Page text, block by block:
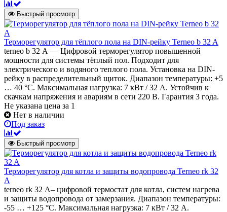
Быстрый просмотр
Терморегулятор для тёплого пола на DIN-рейку Terneo b 32 A
terneo b 32 А — Цифровой терморегулятор повышенной
мощности для системы тёплый пол. Подходит для
электрического и водяного теплого пола. Установка на DIN-
рейку в распределительный щиток. Диапазон температуры: +5
… 40 °С. Максимальная нагрузка: 7 кВт / 32 А. Устойчив к
скачкам напряжения и авариям в сети 220 В. Гарантия 3 года.
Не указана цена за 1
Нет в наличии
Под заказ
Быстрый просмотр
Терморегулятор для котла и защиты водопровода Terneo rk 32
A
terneo rk 32 А– цифровой термостат для котла, систем нагрева
и защиты водопровода от замерзания. Диапазон температуры:
-55 … +125 °С. Максимальная нагрузка: 7 кВт / 32 А.